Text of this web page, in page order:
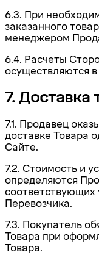
6.3. При
заказанного
менеджером
6.4. Расчеты
осуществляются в
7. Доставка
7.1. Продавец
доставке Товара
Сайте.
7.2. Стоимость и
определяются
соответствующих
Перевозчика.
7.3. Покупатель
Товара при
Товара.